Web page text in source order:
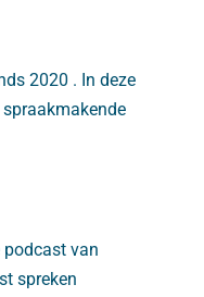
2020 . In deze
spraakmakende
podcast van
spreken